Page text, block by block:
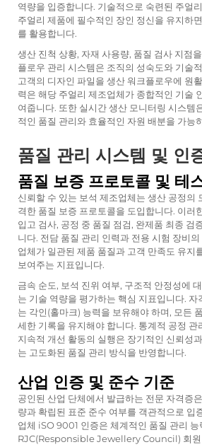
역량을 입증합니다. 기술적으로 숙련된 주얼
주얼리 제품에 필수적인 장인 정신을 유지하
를 활용합니다.
생산 진척 상황, 자재 사용량, 품질 검사 지점
플로우 관리 시스템은 조직의 성숙도와 기술
고객의 디자인 파일을 생산 워크플로우에 원
력은 해당 주얼리 제조업체가 종합적인 기술
여줍니다. 또한 실시간 생산 모니터링 시스템
적인 품질 관리와 효율적인 자원 배분을 가능
품질 관리 시스템 및 인
품질 보증 프로토콜 및 테
신뢰할 수 있는 보석 제조업체는 생산 공정의
격한 품질 보증 프로토콜을 도입합니다. 이러
입고 검사, 공정 중 품질 점검, 완제품 최종 검
니다. 전담 품질 관리 인력과 전용 시험 장비
업체가 일관된 제품 품질과 고객 만족도 유지
보여주는 지표입니다.
금속 순도, 보석 진위 여부, 구조적 안정성에
는 기술 역량을 평가하는 핵심 지표입니다. 자
는 각인(홀마크) 능력을 보유해야 하며, 모든
세한 기록을 유지해야 합니다. 통계적 공정 관
지속적 개선 활동의 실행은 장기적인 신뢰성
는 고도화된 품질 관리 방식을 반영합니다.
산업 인증 및 준수 기준
공인된 산업 단체에서 발급하는 전문 자격증
량과 확립된 표준 준수 여부를 객관적으로 입
업체 iSO 9001 인증은 체계적인 품질 관리 능
RJC(Responsible Jewellery Council) 회원